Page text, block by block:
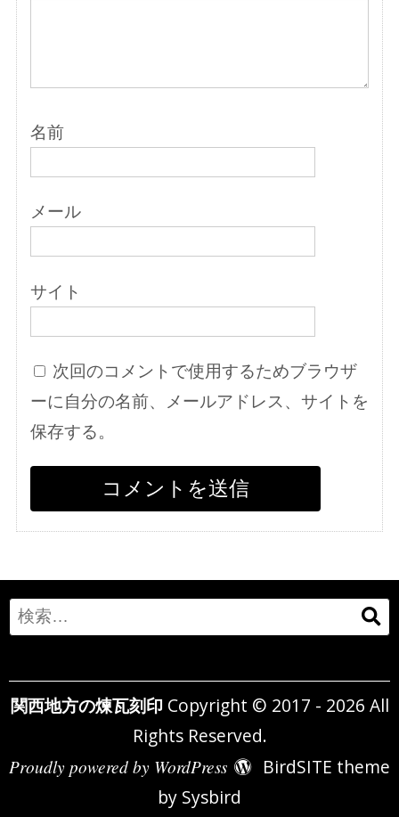
名前
メール
サイト
次回のコメントで使用するためブラウザ
ーに自分の名前、メールアドレス、サイトを
保存する。
Search
for:
関西地方の煉瓦刻印 Copyright © 2017 - 2026 All
Rights Reserved.
Proudly powered by WordPress
BirdSITE theme
by Sysbird